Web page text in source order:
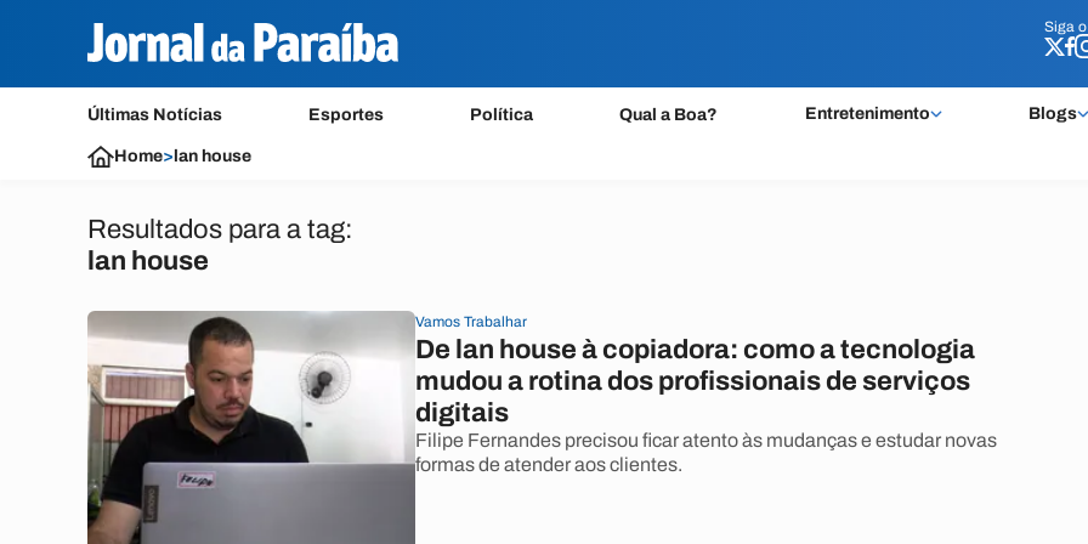
Siga o
Últimas Notícias Esportes Política Qual a Boa? Entretenimento Blogs
Siga o
Home> lan house
Resultados para a tag:
lan house
Vamos Trabalhar
De lan house à copiadora: como a tecnologia
mudou a rotina dos profissionais de serviços
digitais
Filipe Fernandes precisou ficar atento às mudanças e estudar novas
formas de atender aos clientes.